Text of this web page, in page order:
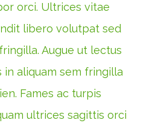
orci. Ultrices vitae
libero volutpat sed
Augue ut lectus
in aliquam sem fringilla
Fames ac turpis
ultrices sagittis orci